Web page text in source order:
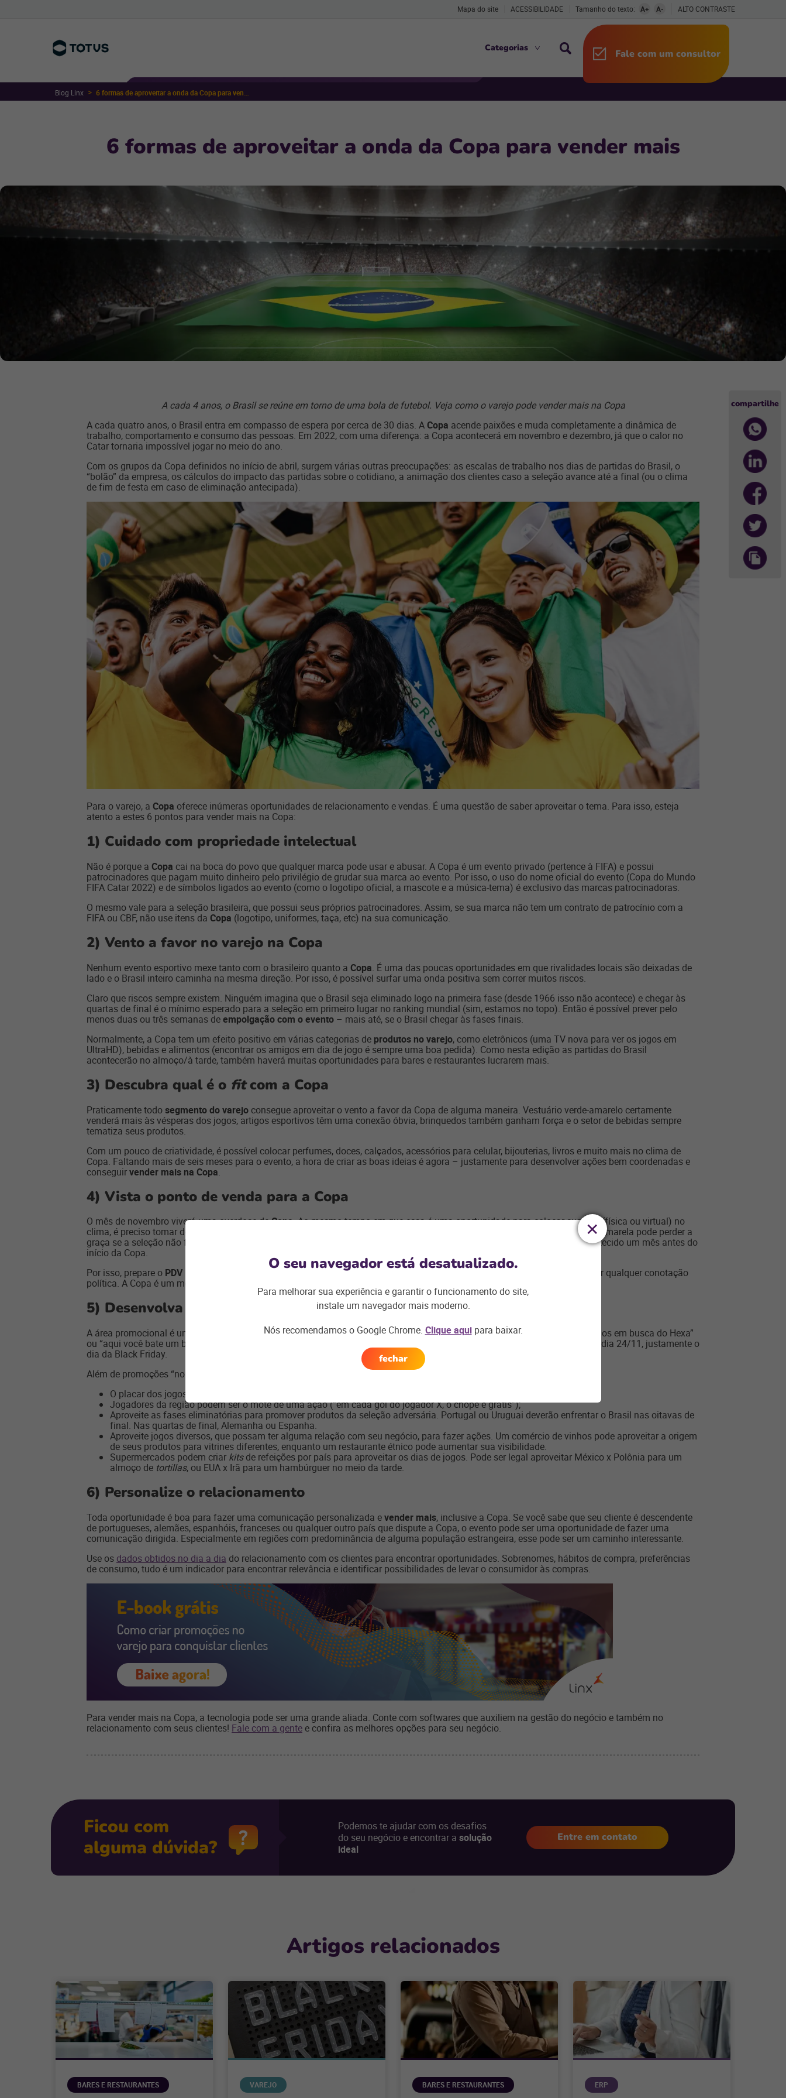
Mapa do site ACESSIBILIDADE Tamanho do texto: A+ A- ALTO CONTRASTE
Categorias Fale com um consultor
Blog Linx
6 formas de aproveitar a onda da Copa para vender mais
A cada 4 anos, o Brasil se reúne em torno de uma bola de futebol. Veja como o varejo pode vender mais na Copa
A cada quatro anos, o Brasil entra em compasso de espera por cerca de 30 dias. ACopa acende paixões e muda completamente a dinâmica de
trabalho, comportamento e consumo das pessoas. Em 2022, com uma diferença: a Copa acontecerá em novembro e dezembro, já que o calor no
Catar tornaria impossível jogar no meio do ano.
Com os grupos da Copa definidos no início de abril, surgem várias outras preocupações: as escalas de trabalho nos dias de partidas do Brasil, o
“bolão” da empresa, os cálculos do impacto das partidas sobre o cotidiano, a animação dos clientes caso a seleção avance até a final (ou o clima
de fim de festa em caso de eliminação antecipada).
Para o varejo, a Copa oferece inúmeras oportunidades de relacionamento e vendas. É uma questão de saber aproveitar o tema. Para isso, esteja
atento a estes 6 pontos para vender mais na Copa:
1) Cuidado com propriedade intelectual
Não é porque a Copa cai na boca do povo que qualquer marca pode usar e abusar. A Copa é um evento privado (pertence à FIFA) e possui
patrocinadores que pagam muito dinheiro pelo privilégio de grudar sua marca ao evento. Por isso, o uso do nome oficial do evento (Copa do Mundo
FIFA Catar 2022) e de símbolos ligados ao evento (como o logotipo oficial, a mascote e a música-tema) é exclusivo das marcas patrocinadoras.
O mesmo vale para a seleção brasileira, que possui seus próprios patrocinadores. Assim, se sua marca não tem um contrato de patrocínio com a
FIFA ou CBF, não use itens da Copa (logotipo, uniformes, taça, etc) na sua comunicação.
2) Vento a favor no varejo na Copa
Nenhum evento esportivo mexe tanto com o brasileiro quanto a Copa. É uma das poucas oportunidades em que rivalidades locais são deixadas de
lado e o Brasil inteiro caminha na mesma direção. Por isso, é possível surfar uma onda positiva sem correr muitos riscos.
Claro que riscos sempre existem. Ninguém imagina que o Brasil seja eliminado logo na primeira fase (desde 1966 isso não acontece) e chegar às
quartas de final é o mínimo esperado para a seleção em primeiro lugar no ranking mundial (sim, estamos no topo). Então é possível prever pelo
menos duas ou três semanas deempolgação com o evento – mais até, se o Brasil chegar às fases finais.
Normalmente, a Copa tem um efeito positivo em várias categorias de produtos no varejo, como eletrônicos (uma TV nova para ver os jogos em
UltraHD), bebidas e alimentos (encontrar os amigos em dia de jogo é sempre uma boa pedida). Como nesta edição as partidas do Brasil
acontecerão no almoço/à tarde, também haverá muitas oportunidades para bares e restaurantes lucrarem mais.
3) Descubra qual é o fitcom a Copa
Praticamente todosegmento do varejo consegue aproveitar o vento a favor da Copa de alguma maneira. Vestuário verde-amarelo certamente
venderá mais às vésperas dos jogos, artigos esportivos têm uma conexão óbvia, brinquedos também ganham força e o setor de bebidas sempre
tematiza seus produtos.
Com um pouco de criatividade, é possível colocar perfumes, doces, calçados, acessórios para celular, bijouterias, livros e muito mais no clima de
Copa. Faltando mais de seis meses para o evento, a hora de criar as boas ideias é agora – justamente para desenvolver ações bem coordenadas e
conseguirvender mais na Copa.
4) Vista o ponto de venda para a Copa
O mês de novembro viverá uma overdose deCopa. Ao mesmo tempo em que essa é uma oportunidade para colocar sua loja (física ou virtual) no
clima, é preciso tomar dois cuidados. O primeiro é com a possibilidade de saída prematura do Brasil – a comunicação verde-amarela pode perder a
graça se a seleção não for até a final. O segundo é a polarização política do país – e o segundo turno das eleições terá acontecido um mês antes do
início da Copa.
Por isso, prepare o PDV para se vestir de Brasil, mas evite slogans, uso de fontes ou combinações de cores que possam trazer qualquer conotação
política. A Copa é um momento de união, não de divisões. Além disso, tenha um “plano B” se o Brasil não for até a final.
5) Desenvolva promoções para a Copa
A área promocional é um prato cheio para o varejovender mais na Copa . O mais difícil é sair de lugares-comuns, como “vamos em busca do Hexa”
ou “aqui você bate um bolão”. Lembre-se que todo mundo fará algum tipo de promoção – ainda mais que o Brasil estreia no dia 24/11, justamente o
dia da Black Friday.
Além de promoções “normais”, é possível desenvolver outros tipos de ações para aproveitar o clima de Copa:
O placar dos jogos pode virar mote para descontos (“para cada gol do Brasil, damos x% de desconto”);
Jogadores da região podem ser o mote de uma ação (“em cada gol do jogador X, o chope é grátis”);
Aproveite as fases eliminatórias para promover produtos da seleção adversária. Portugal ou Uruguai deverão enfrentar o Brasil nas oitavas de
final. Nas quartas de final, Alemanha ou Espanha.
Aproveite jogos diversos, que possam ter alguma relação com seu negócio, para fazer ações. Um comércio de vinhos pode aproveitar a origem
de seus produtos para vitrines diferentes, enquanto um restaurante étnico pode aumentar sua visibilidade.
Supermercados podem criar kitsde refeições por país para aproveitar os dias de jogos. Pode ser legal aproveitar México x Polônia para um
almoço de tortillas, ou EUA x Irã para um hambúrguer no meio da tarde.
6) Personalize o relacionamento
Toda oportunidade é boa para fazer uma comunicação personalizada evender mais, inclusive a Copa. Se você sabe que seu cliente é descendente
de portugueses, alemães, espanhóis, franceses ou qualquer outro país que dispute a Copa, o evento pode ser uma oportunidade de fazer uma
comunicação dirigida. Especialmente em regiões com predominância de alguma população estrangeira, esse pode ser um caminho interessante.
Use os dados obtidos no dia a dia do relacionamento com os clientes para encontrar oportunidades. Sobrenomes, hábitos de compra, preferências
de consumo, tudo é um indicador para encontrar relevância e identificar possibilidades de levar o consumidor às compras.
Para vender mais na Copa, a tecnologia pode ser uma grande aliada. Conte com softwares que auxiliem na gestão do negócio e também no
relacionamento com seus clientes! Fale com a gente e confira as melhores opções para seu negócio.
compartilhe
Ficou com
alguma dúvida?
Podemos te ajudar com os desafios
do seu negócio e encontrar a solução
ideal
Entre em contato
Artigos relacionados
BARES E RESTAURANTES VAREJO BARES E RESTAURANTES ERP
O seu navegador está desatualizado.
Para melhorar sua experiência e garantir o funcionamento do site,
instale um navegador mais moderno.
Nós recomendamos o Google Chrome. Clique aquipara baixar.
fechar